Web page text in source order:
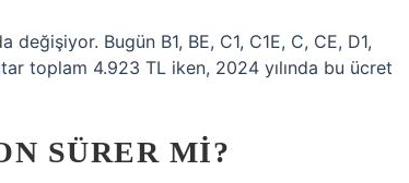
değişiyor. Bugün B1, BE, C1, C1E, C, CE, D1,
toplam 4.923 TL iken, 2024 yılında bu ücret
SÜRER MI?